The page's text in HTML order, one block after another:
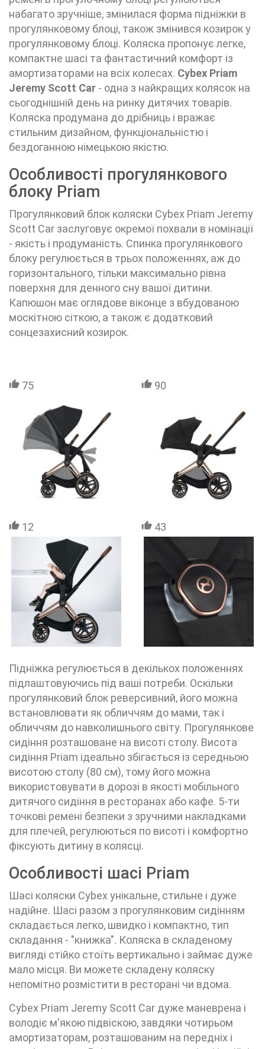
набагато зручніше, змінилася форма підніжки в
прогулянковому блоці, також змінився козирок у
прогулянковому блоці. Коляска пропонує легке,
компактне шасі та фантастичний комфорт із
амортизаторами на всіх колесах. Cybex Priam
Jeremy Scott Car - одна з найкращих колясок на
сьогоднішній день на ринку дитячих товарів.
Коляска продумана до дрібниць і вражає
стильним дизайном, функціональністю і
бездоганною німецькою якістю.
Особливості прогулянкового
блоку Priam
Прогулянковий блок коляски Cybex Priam Jeremy
Scott Car заслуговує окремої похвали в номінації
- якість і продуманість. Спинка прогулянкового
блоку регулюється в трьох положеннях, аж до
горизонтального, тільки максимально рівна
поверхня для денного сну вашої дитини.
Капюшон має оглядове віконце з вбудованою
москітною сіткою, а також є додатковий
сонцезахисний козирок.
75 90
12 43
Підніжка регулюється в декількох положеннях
підлаштовуючись під ваші потреби. Оскільки
прогулянковий блок реверсивний, його можна
встановлювати як обличчям до мами, так і
обличчям до навколишнього світу. Прогулянкове
сидіння розташоване на висоті столу. Висота
сидіння Priam ідеально збігається із середньою
висотою столу (80 см), тому його можна
використовувати в дорозі в якості мобільного
дитячого сидіння в ресторанах або кафе. 5-ти
точкові ремені безпеки з зручними накладками
для плечей, регулюються по висоті і комфортно
фіксують дитину в колясці.
Особливості шасі Priam
Шасі коляски Cybex унікальне, стильне і дуже
надійне. Шасі разом з прогулянковим сидінням
складається легко, швидко і компактно, тип
складання - "книжка". Коляска в складеному
вигляді стійко стоїть вертикально і займає дуже
мало місця. Ви можете складену коляску
непомітно розмістити в ресторані чи вдома.
Cybex Priam Jeremy Scott Car дуже маневрена і
володіє м'якою підвіскою, завдяки чотирьом
амортизаторам, розташованим на передніх і